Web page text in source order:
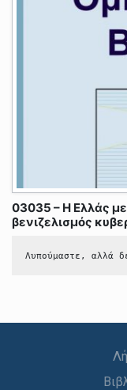
03035 – Η Ελλάς
βενιζελισμός
Λυπούμαστε, αλλά